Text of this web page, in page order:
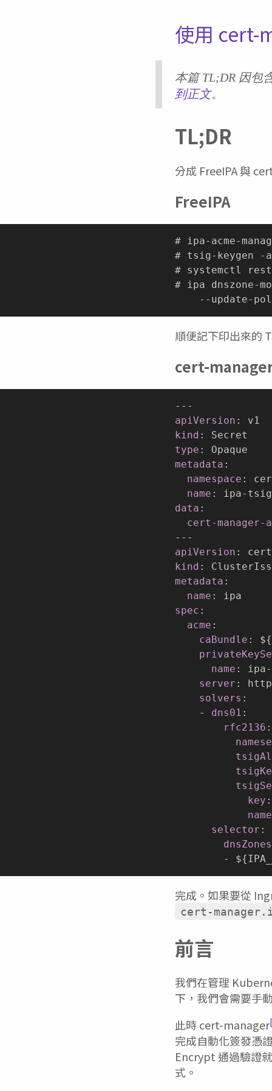
使用 cert-
本篇 TL;DR 因包
到正文。
TL;DR
分成 FreeIPA 與
FreeIPA
# ipa-acme-
# tsig-keygen -
# systemctl
# ipa dnszone-
順便記下印出來的
cert-
---
apiVersion :
kind :
type :
metadata :
namespace :
name : ipa-
data :
cert-manager-
---
apiVersion :
cert
kind :
metadata :
name :
spec :
acme :
caBundle : ${
name : ipa-
server :
solvers :
-
dns01 :
rfc2136 :
key :
name
selector :
dnsZones
-
${
完成。如果要從
cert-
前言
我們在管理
下，我們會需要手
此時 cert-manager
完成自動化簽發憑
Encrypt 通過驗證
式。